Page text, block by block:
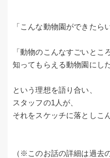
「こんな動物園ができたら
「動物のこんなすごいとこ
知ってもらえる動物園にした
という理想を語り合い、
スタッフの1人が、
それをスケッチに落としこ
（※このお話の詳細は過去